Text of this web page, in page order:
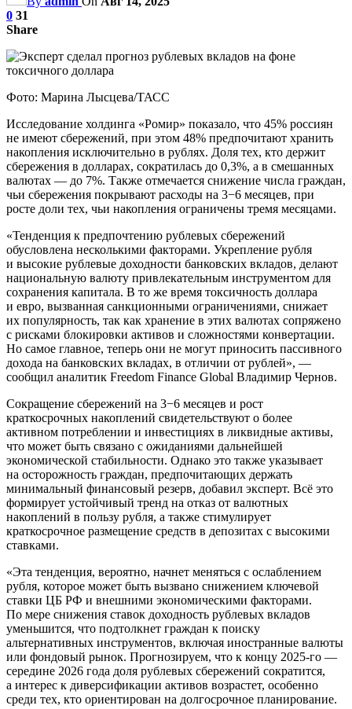
0 31
Share
Фото: Марина Лысцева/ТАСС
Исследование холдинга «Ромир» показало, что 45% россиян
не имеют сбережений, при этом 48% предпочитают хранить
накопления исключительно в рублях. Доля тех, кто держит
сбережения в долларах, сократилась до 0,3%, а в смешанных
валютах — до 7%. Также отмечается снижение числа граждан,
чьи сбережения покрывают расходы на 3−6 месяцев, при
росте доли тех, чьи накопления ограничены тремя месяцами.
«Тенденция к предпочтению рублевых сбережений
обусловлена несколькими факторами. Укрепление рубля
и высокие рублевые доходности банковских вкладов, делают
национальную валюту привлекательным инструментом для
сохранения капитала. В то же время токсичность доллара
и евро, вызванная санкционными ограничениями, снижает
их популярность, так как хранение в этих валютах сопряжено
с рисками блокировки активов и сложностями конвертации.
Но самое главное, теперь они не могут приносить пассивного
дохода на банковских вкладах, в отличии от рублей», —
сообщил аналитик Freedom Finance Global Владимир Чернов.
Сокращение сбережений на 3−6 месяцев и рост
краткосрочных накоплений свидетельствуют о более
активном потреблении и инвестициях в ликвидные активы,
что может быть связано с ожиданиями дальнейшей
экономической стабильности. Однако это также указывает
на осторожность граждан, предпочитающих держать
минимальный финансовый резерв, добавил эксперт. Всё это
формирует устойчивый тренд на отказ от валютных
накоплений в пользу рубля, а также стимулирует
краткосрочное размещение средств в депозитах с высокими
ставками.
«Эта тенденция, вероятно, начнет меняться с ослаблением
рубля, которое может быть вызвано снижением ключевой
ставки ЦБ РФ и внешними экономическими факторами.
По мере снижения ставок доходность рублевых вкладов
уменьшится, что подтолкнет граждан к поиску
альтернативных инструментов, включая иностранные валюты
или фондовый рынок. Прогнозируем, что к концу 2025-го —
середине 2026 года доля рублевых сбережений сократится,
а интерес к диверсификации активов возрастет, особенно
среди тех, кто ориентирован на долгосрочное планирование.